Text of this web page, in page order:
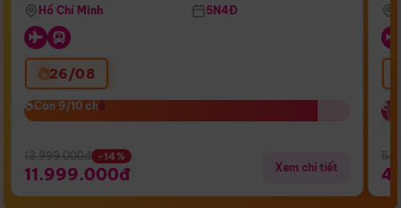
Airways)
Hồ Chí Minh 5N4Đ
26/08
Còn 9/10 chỗ
Còn 9/10 chỗ
13.999.000đ -14%
11.999.000đ Xem chi tiết